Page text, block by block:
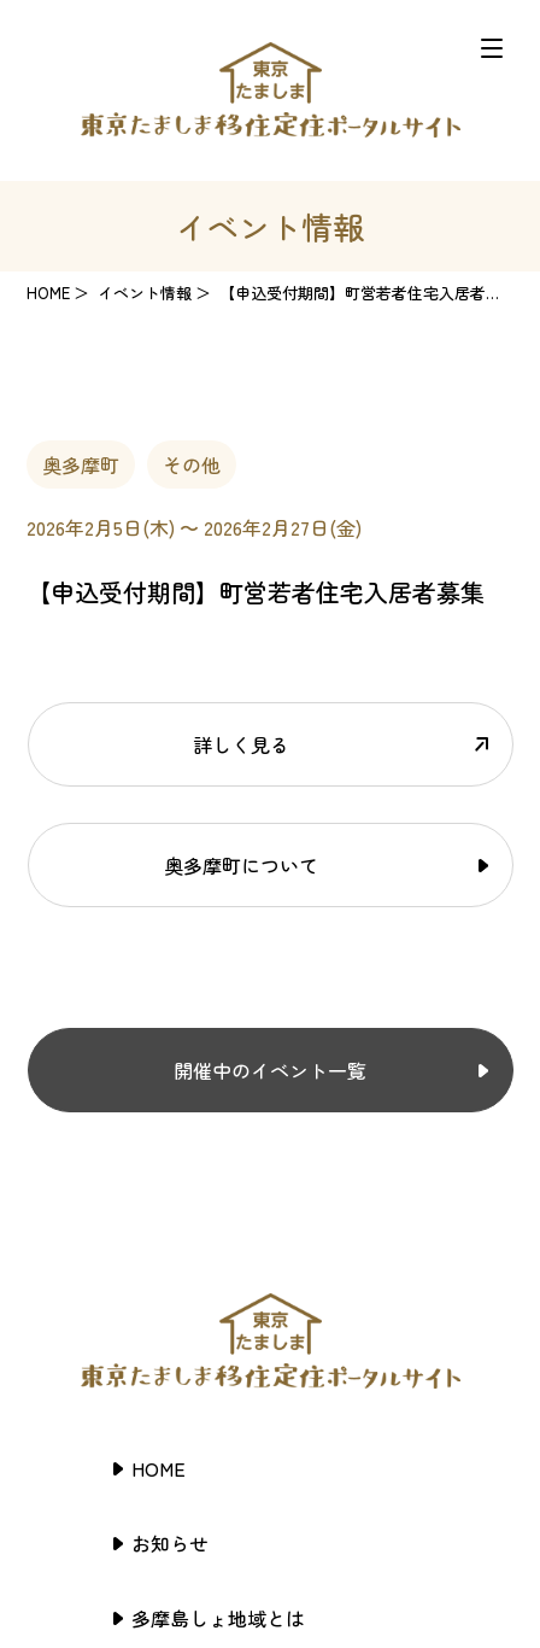
イベント情報
HOME イベント情報 【申込受付期間】町営若者住宅入居者募集
奥多摩町 その他
2026年2月5日(木) 〜 2026年2月27日(金)
【申込受付期間】町営若者住宅入居者募集
詳しく見る
奥多摩町について
開催中のイベント一覧
HOME
お知らせ
多摩島しょ地域とは